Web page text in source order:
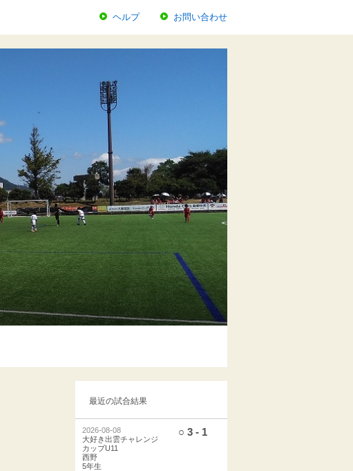
ヘルプ お問い合わせ
最近の試合結果
2026-08-08
大好き出雲チャレンジ
カップU11
西野
5年生
○ 3 - 1